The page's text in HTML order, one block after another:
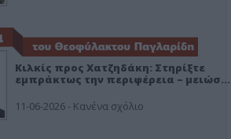
Κιλκίς προς Χατζηδάκη: Στηρίξτε
εμπράκτως την περιφέρεια – μειώσ…
11-06-2026 - Κανένα σχόλιο